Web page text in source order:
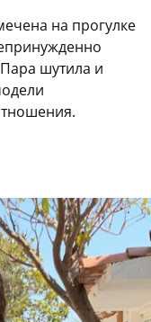
на прогулке
шутила и